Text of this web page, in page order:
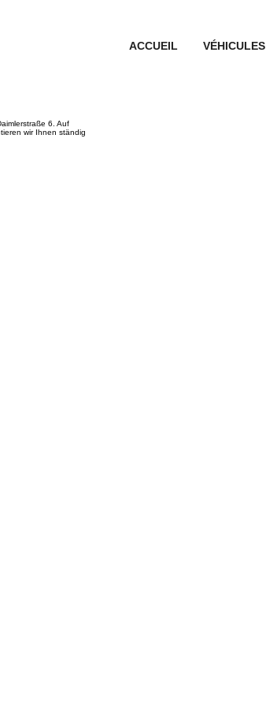
ACCUEIL VÉHICULES
6. Auf
wir Ihnen ständig